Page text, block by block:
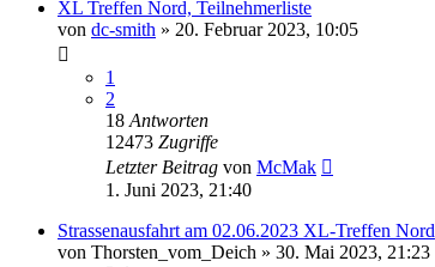
XL Treffen Nord, Teilnehmerliste
von dc-smith » 20. Februar 2023, 10:05
1
2
18 Antworten
12473 Zugriffe
Letzter Beitrag von McMak
1. Juni 2023, 21:40
Strassenausfahrt am 02.06.2023 XL-Treffen Nord
von Thorsten_vom_Deich » 30. Mai 2023, 21:23